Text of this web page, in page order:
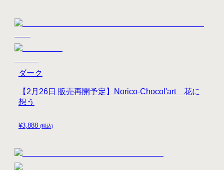
¥3,888 (税込)
【2月26日 販売再開予定】Norico-Chocol'art 花に
想う
ダーク